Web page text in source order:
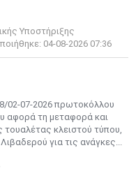
Υποστήριξης
04-08-2026 07:36
02-07-2026 πρωτοκόλλου
αφορά τη μεταφορά και
τουαλέτας κλειστού τύπου,
για τις ανάγκες...